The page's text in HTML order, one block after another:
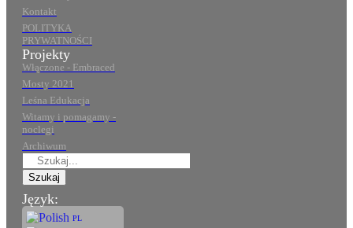
Kontakt
POLITYKA
PRYWATNOŚCI
Projekty
Włączone - Embraced
Mosty 2021
Leśna Edukacja
Witamy i pomagamy -
noclegi
Archiwum
Szukaj
Język:
PL